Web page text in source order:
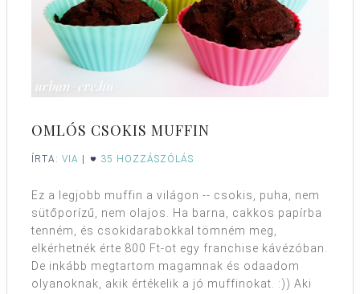
OMLÓS CSOKIS MUFFIN
ÍRTA: VIA 35 HOZZÁSZÓLÁS
Ez a legjobb muffin a világon -- csokis, puha, nem
sütőporízű, nem olajos. Ha barna, cakkos papírba
tenném, és csokidarabokkal tömném meg,
elkérhetnék érte 800 Ft-ot egy franchise kávézóban.
De inkább megtartom magamnak és odaadom
olyanoknak, akik értékelik a jó muffinokat. :)) Aki